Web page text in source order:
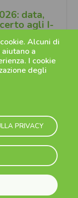
Alcuni di
a
I cookie
degli
PRIVACY
data,
agli I-
da anni